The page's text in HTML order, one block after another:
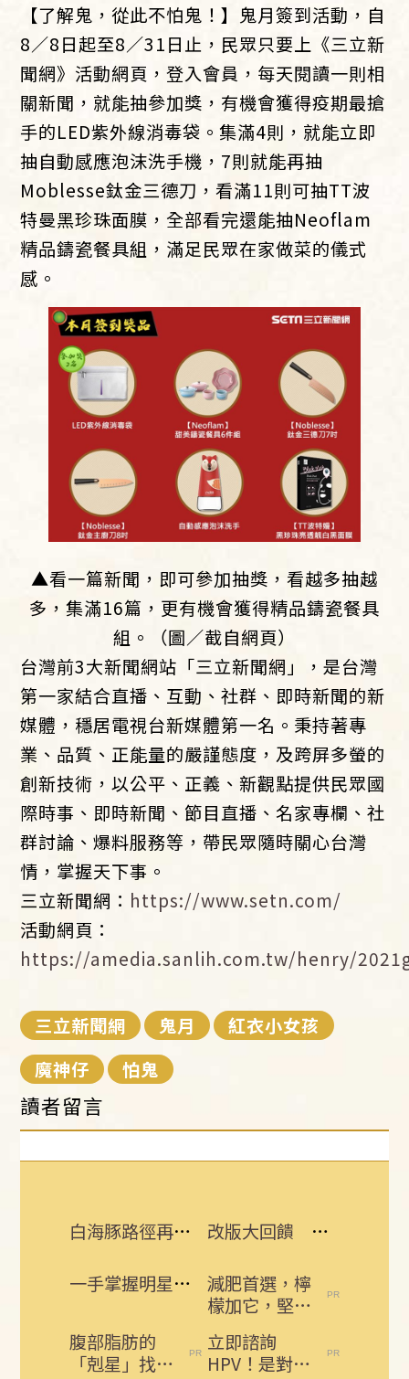
【了解鬼，從此不怕鬼！】鬼月簽到活動，自
8／8日起至8／31日止，民眾只要上《三立新
聞網》活動網頁，登入會員，每天閱讀一則相
關新聞，就能抽參加獎，有機會獲得疫期最搶
手的LED紫外線消毒袋。集滿4則，就能立即
抽自動感應泡沫洗手機，7則就能再抽
Moblesse鈦金三德刀，看滿11則可抽TT波
特曼黑珍珠面膜，全部看完還能抽Neoflam
精品鑄瓷餐具組，滿足民眾在家做菜的儀式
感。
▲看一篇新聞，即可參加抽獎，看越多抽越
多，集滿16篇，更有機會獲得精品鑄瓷餐具
組。（圖／截自網頁）
台灣前3大新聞網站「三立新聞網」，是台灣
第一家結合直播、互動、社群、即時新聞的新
媒體，穩居電視台新媒體第一名。秉持著專
業、品質、正能量的嚴謹態度，及跨屏多螢的
創新技術，以公平、正義、新觀點提供民眾國
際時事、即時新聞、節目直播、名家專欄、社
群討論、爆料服務等，帶民眾隨時關心台灣
情，掌握天下事。
三立新聞網： https://www.setn.com/
活動網頁：
https://amedia.sanlih.com.tw/henry/
三立新聞網 鬼月
紅衣小女孩
魔神仔
怕鬼
讀者留言
白海豚路徑再變 吳聖宇：離台灣又更近了 改版大回饋 熱門3C大獎接力送
一手掌握明星動態 即刻下載娛樂星聞APP
減肥首選，檸
檬加它，堅持
了，瘦到你懷
疑人生
腹部脂肪的
「剋星」找到
立即諮詢
HPV！是對自